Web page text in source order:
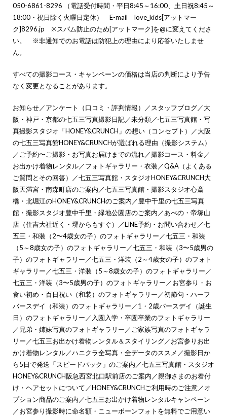
050-6861-8296 （電話受付時間・平日8:45～16:00、土日祝8:45～
18:00・祝日除く火曜日定休） E-mail love_kids[アットマー
ク]8296.jp ※スパム防止のため[アットマーク]を@に変えてくださ
い。 ※非通知でのお電話は防犯上の理由により応答いたしませ
ん。
すべての撮影コース・キャンペーンの価格は当店の判断により予告
なく変更となることがあります。
お知らせ／アンケート（口コミ・評判情報） ／ スタッフブログ／大
阪・神戸・京都の七五三写真撮影日記／未分類／七五三写真館・写
真撮影スタジオ「HONEY&CRUNCH」の想い（コンセプト）
／大阪
の七五三写真館HONEY&CRUNCHが選ばれる理由（撮影システム）
／ ご予約〜ご撮影・お写真お届けまでの流れ／撮影コース・料金／
お出かけ着物レンタル／フォトギャラリー・衣装 ／Q&A（よくある
ご質問とその回答）
／七五三写真館・スタジオHONEY&CRUNCH大
阪天満宮・南森町店のご案内 ／七五三写真館・撮影スタジオ心斎
橋・北堀江のHONEY&CRUNCHのご案内 ／豊中千里の七五三写真
館・撮影スタジオ豊中千里・緑地公園店のご案内 ／あべの・帝塚山
店（住吉大社近く・堺からもすぐ）
／LINE予約・お問い合わせ／七
五三・和装（2〜4歳女の子）のフォトギャラリー ／七五三・和装
（5～8歳女の子）のフォトギャラリー ／七五三・和装（3〜5歳男の
子）のフォトギャラリー ／七五三・洋装（2～4歳女の子）のフォト
ギャラリー ／七五三・洋装（5～8歳女の子）のフォトギャラリー ／
七五三・洋装（3〜5歳男の子）のフォトギャラリー ／お宮参り・お
食い初め・百日祝い（和装）のフォトギャラリー ／初節句・ハーフ
バースデイ（和装）のフォトギャラリー ／1・2歳バースデイ（誕生
日）のフォトギャラリー ／ 入園入学・卒園卒業のフォトギャラリー
／ 兄弟・姉妹写真のフォトギャラリー ／ ご家族写真のフォトギャラ
リー ／七五三お出かけ着物レンタル＆スタイリング／お宮参りお出
かけ着物レンタル／ハニクラ全写真・全データのススメ ／撮影日か
ら5日で発送「スピードパック」のご案内 ／七五三写真館・スタジオ
HONEY&CRUNCH阪急西宮北口駅前店のご案内 ／親御さまのお着付
け・ヘアセットについて ／HONEY&CRUNCHご利用時のご注意／オ
プション商品のご案内 ／七五三お出かけ着物レンタルキャンペーン
／お宮参り撮影時に命名額・ニューボーンフォトを無料でご用意い